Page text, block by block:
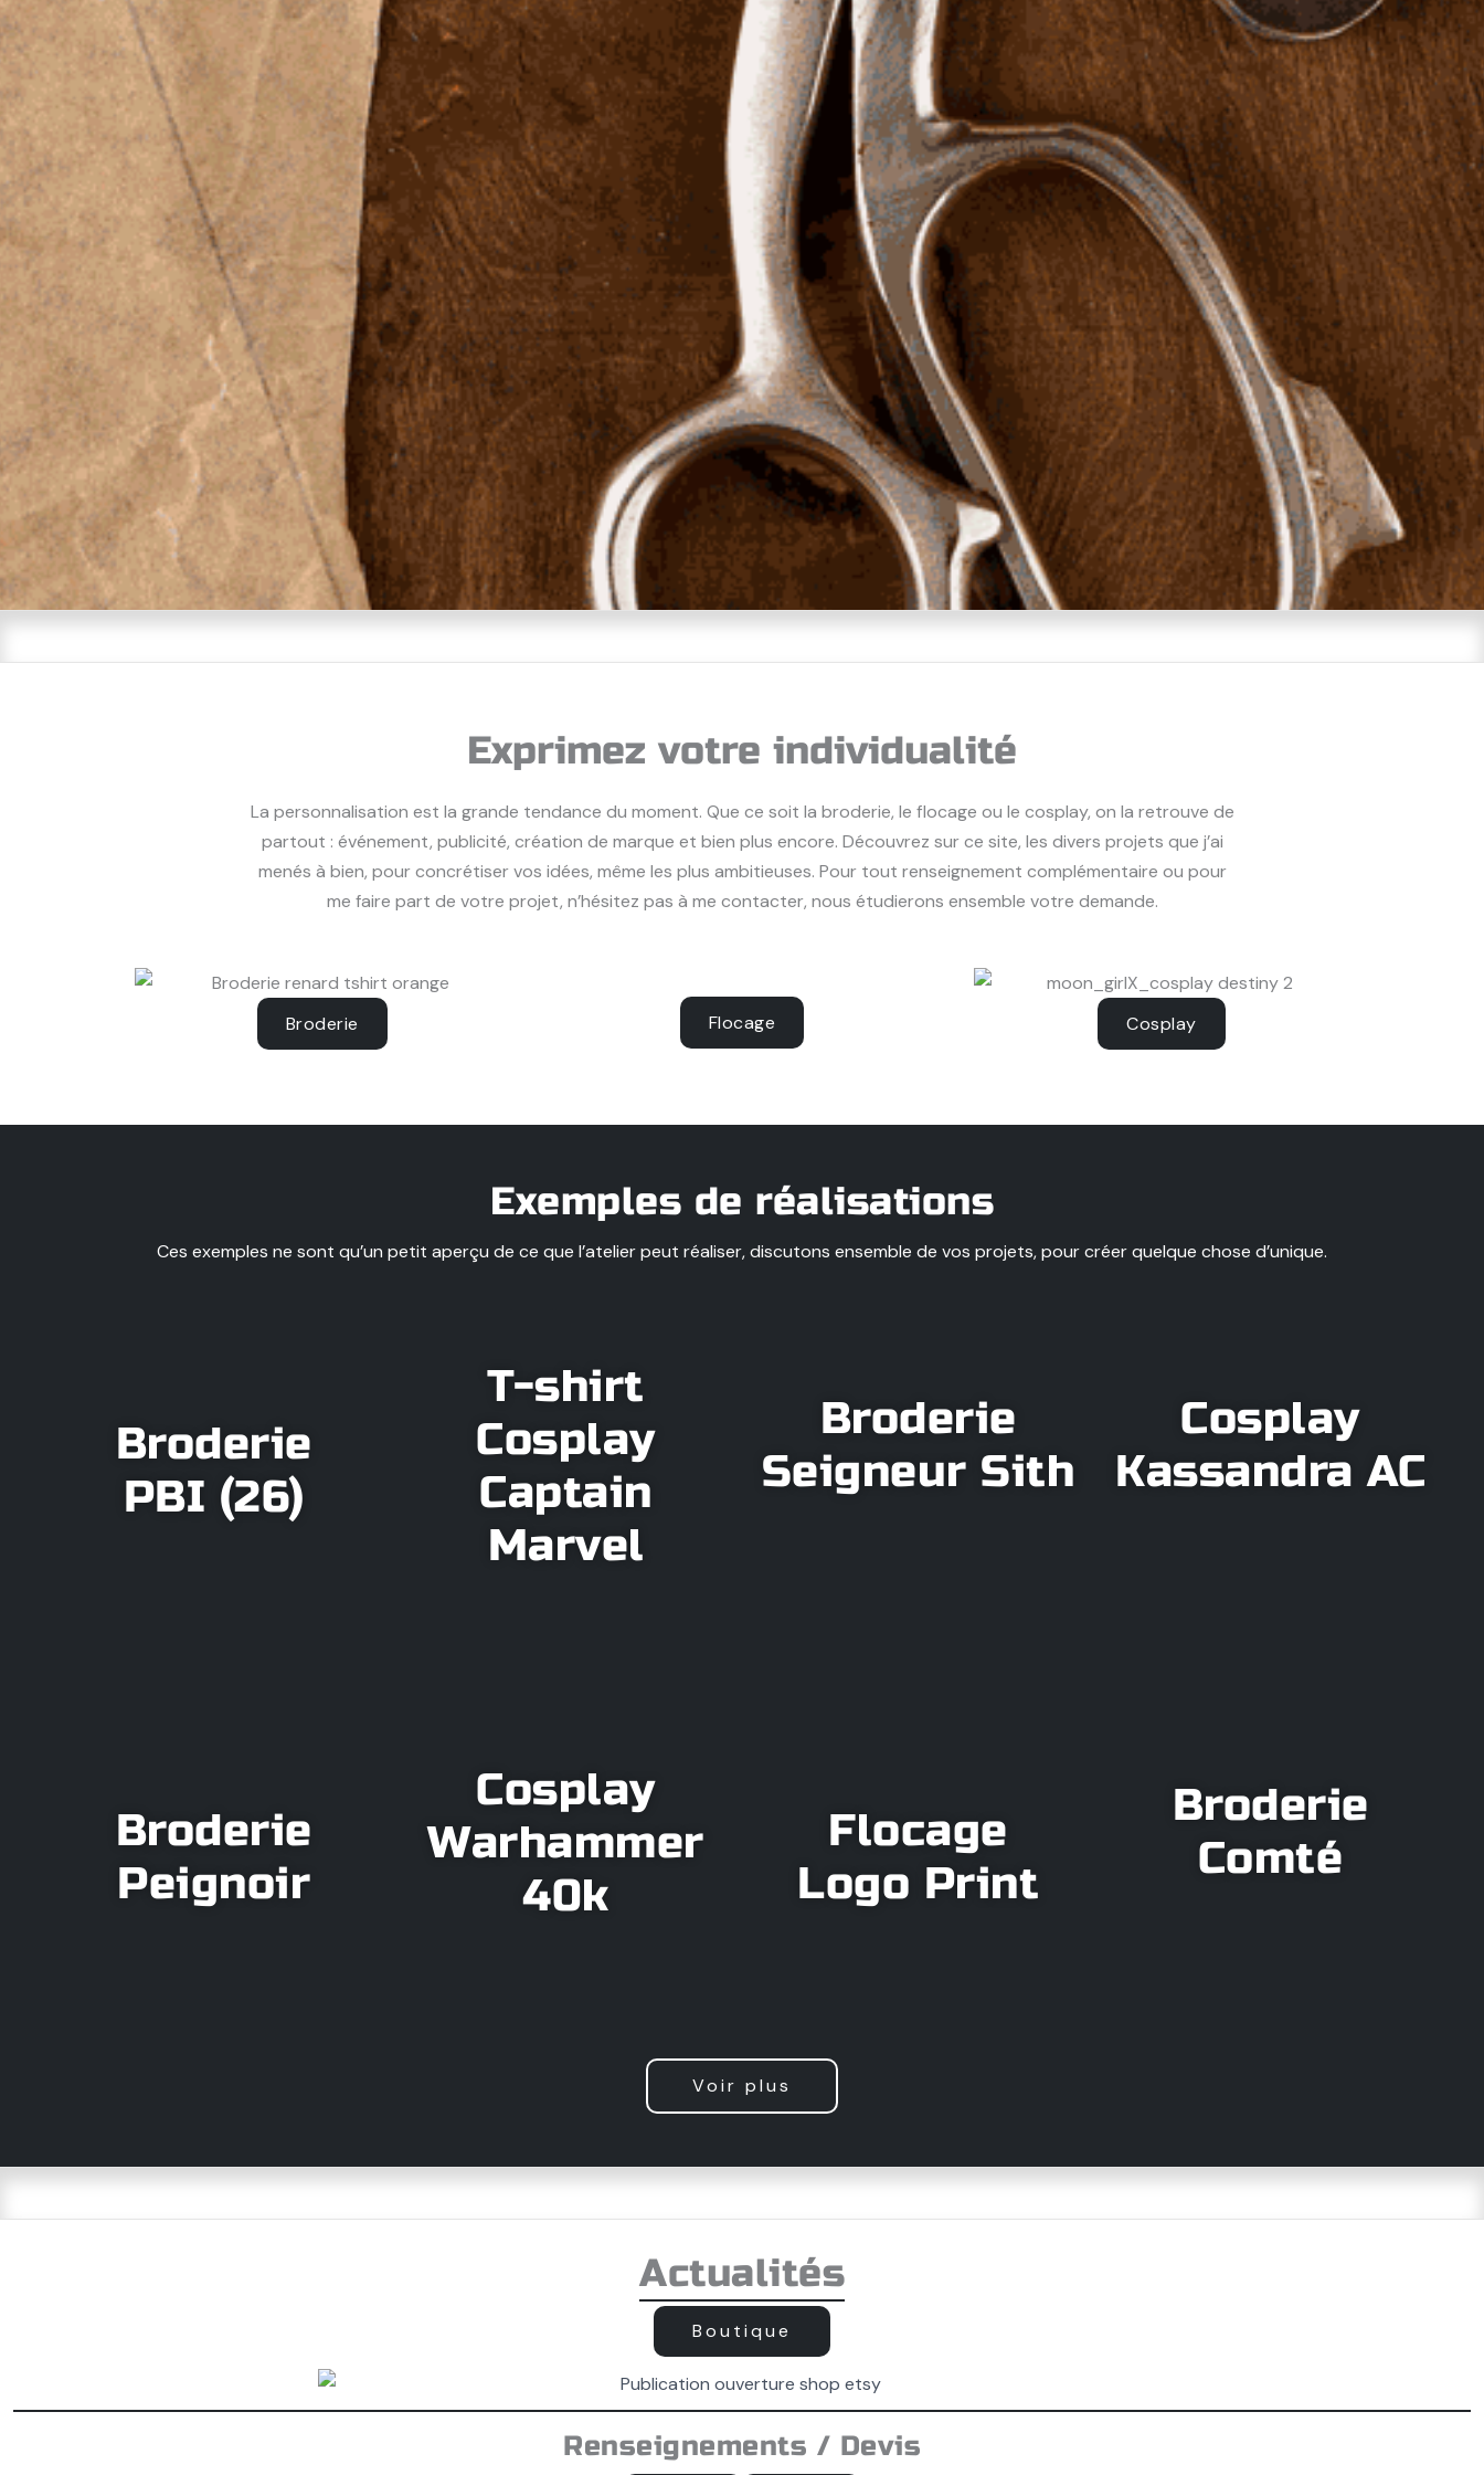
Exprimez votre individualité
La personnalisation est la grande tendance du moment. Que ce soit la broderie, le flocage ou le cosplay, on la retrouve de
partout : événement, publicité, création de marque et bien plus encore. Découvrez sur ce site, les divers projets que j’ai
menés à bien, pour concrétiser vos idées, même les plus ambitieuses. Pour tout renseignement complémentaire ou pour
me faire part de votre projet, n’hésitez pas à me contacter, nous étudierons ensemble votre demande.
Broderie Flocage Cosplay
Exemples de réalisations
Ces exemples ne sont qu’un petit aperçu de ce que l’atelier peut réaliser, discutons ensemble de vos projets, pour créer quelque chose d’unique.
Broderie
PBI (26)
T-shirt
Cosplay
Captain
Marvel
Broderie
Seigneur Sith
Cosplay
Kassandra AC
Broderie
Peignoir
Cosplay
Warhammer
40k
Flocage
Logo Print
Broderie
Comté
Voir plus
Actualités
Boutique
Renseignements / Devis